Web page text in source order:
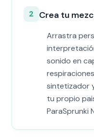
2 Crea tu
Arrastra
sonido en
sintetizador
tu propio
ParaSprunki